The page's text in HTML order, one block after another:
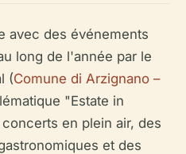
avec des événements
long de l'année par le
(Comune di Arzignano –
"Estate in
en plein air, des
et des